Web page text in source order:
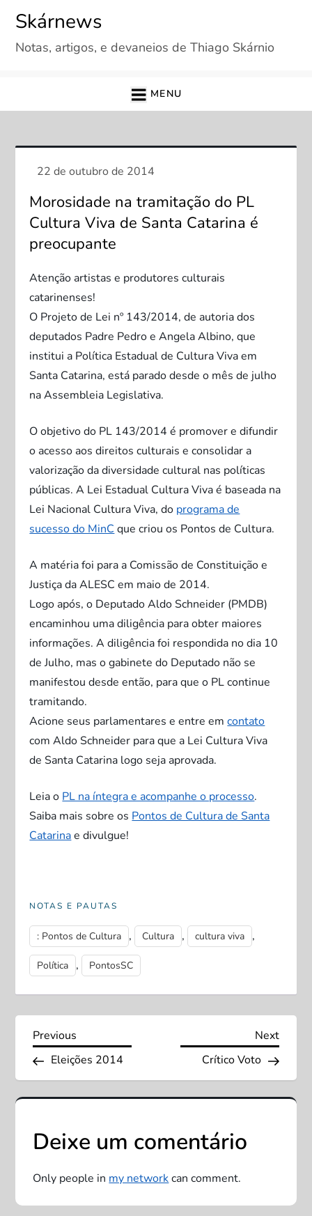
content
Skárnews
Notas, artigos, e devaneios de Thiago Skárnio
MENU
Morosidade na tramitação do PL
Cultura Viva de Santa Catarina é
preocupante
Atenção artistas e produtores culturais
catarinenses!
O Projeto de Lei nº 143/2014, de autoria dos
deputados Padre Pedro e Angela Albino, que
institui a Política Estadual de Cultura Viva em
Santa Catarina, está parado desde o mês de julho
na Assembleia Legislativa.
O objetivo do PL 143/2014 é promover e difundir
o acesso aos direitos culturais e consolidar a
valorização da diversidade cultural nas políticas
públicas. A Lei Estadual Cultura Viva é baseada na
Lei Nacional Cultura Viva, do programa de
sucesso do MinC que criou os Pontos de Cultura.
A matéria foi para a Comissão de Constituição e
Justiça da ALESC em maio de 2014.
Logo após, o Deputado Aldo Schneider (PMDB)
encaminhou uma diligência para obter maiores
informações. A diligência foi respondida no dia 10
de Julho, mas o gabinete do Deputado não se
manifestou desde então, para que o PL continue
tramitando.
Acione seus parlamentares e entre emcontato
com Aldo Schneider para que a Lei Cultura Viva
de Santa Catarina logo seja aprovada.
Leia o PL na íntegra e acompanhe o processo.
Saiba mais sobre os Pontos de Cultura de Santa
Catarinae divulgue!
NOTAS E PAUTAS
: Pontos de Cultura , Cultura , cultura viva ,
Política , PontosSC
N
a
v
e
g
a
Previous
Post
Previous
Eleições 2014
Next
Next
Crítico Voto
Deixe um comentário
Only people inmy networkcan comment.